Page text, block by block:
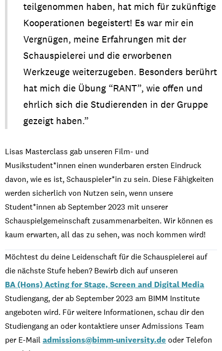
teilgenommen haben, hat mich für zukünftige
Kooperationen begeistert! Es war mir ein
Vergnügen, meine Erfahrungen mit der
Schauspielerei und die erworbenen
Werkzeuge weiterzugeben. Besonders berührt
hat mich die Übung “RANT”, wie offen und
ehrlich sich die Studierenden in der Gruppe
gezeigt haben.”
Lisas Masterclass gab unseren Film- und
Musikstudent*innen einen wunderbaren ersten Eindruck
davon,wiees ist,Schauspieler*in zu sein. Diese Fähigkeiten
werden sicherlich von Nutzen sein,wenn unsere
Student*innen ab September 2023 mit unserer
Schauspielgemeinschaftzusammenarbeiten. Wir können es
kaum erwarten, all das zu sehen, was noch kommen wird!
Möchtestdu deine Leidenschaftfür dieSchauspielerei auf
die nächsteStufe heben? Bewirbdich aufunseren
BA (Hons) Acting for Stage, Screen and Digital Media
Studiengang, der ab September 2023 am BIMM Institute
angeboten wird. Fürweitere Informationen,schau dirden
Studiengangan oder kontaktiere unserAdmissions Team
per E-Mail admissions@bimm-university.de oderTelefon